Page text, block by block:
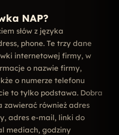
NAP?
słów z języka
phone. Te trzy dane
internetowej firmy, w
o nazwie firmy,
o numerze telefonu
to tylko podstawa. Dobra
zawierać również adres
adres e-mail, linki do
mediach, godziny